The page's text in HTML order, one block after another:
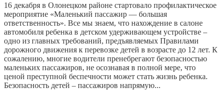
16 декабря в Олонецком районе стартовало профилактическое
мероприятие «Маленький пассажир — большая
ответственность». Все мы знаем, что нахождение в салоне
автомобиля ребенка в детском удерживающем устройстве –
одно из главных требований, предъявляемых Правилами
дорожного движения к перевозке детей в возрасте до 12 лет. К
сожалению, многие водители пренебрегают безопасностью
маленьких пассажиров, не осознавая в полной мере, что
ценой преступной беспечности может стать жизнь ребенка.
Безопасность детей – пассажиров напрямую...